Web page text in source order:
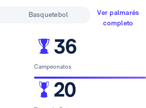
Basquetebol
Ver palmarés
completo
36
Campeonatos
20